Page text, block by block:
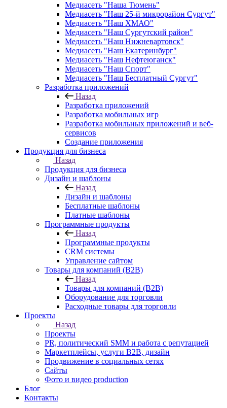
Медиасеть "Наша Тюмень"
Медиасеть "Наш 25-й микрорайон Сургут"
Медиасеть "Наш ХМАО"
Медиасеть "Наш Сургутский район"
Медиасеть "Наш Нижневартовск"
Медиасеть "Наш Екатеринбург"
Медиасеть "Наш Нефтеюганск"
Медиасеть "Наш Спорт"
Медиасеть "Наш Бесплатный Сургут"
Разработка приложений
Назад
Разработка приложений
Разработка мобильных игр
Разработка мобильных приложений и веб-
сервисов
Создание приложения
Продукция для бизнеса
Назад
Продукция для бизнеса
Дизайн и шаблоны
Назад
Дизайн и шаблоны
Бесплатные шаблоны
Платные шаблоны
Программные продукты
Назад
Программные продукты
CRM системы
Управление сайтом
Товары для компаний (B2B)
Назад
Товары для компаний (B2B)
Оборудование для торговли
Расходные товары для торговли
Проекты
Назад
Проекты
PR, политический SMM и работа с репутацией
Маркетплейсы, услуги B2B, дизайн
Продвижение в социальных сетях
Сайты
Фото и видео production
Блог
Контакты